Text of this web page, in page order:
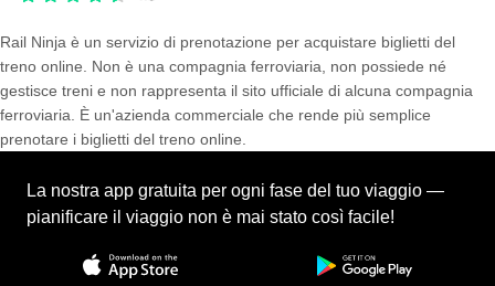
Rail Ninja è un servizio di prenotazione per acquistare biglietti del
treno online. Non è una compagnia ferroviaria, non possiede né
gestisce treni e non rappresenta il sito ufficiale di alcuna compagnia
ferroviaria. È un'azienda commerciale che rende più semplice
prenotare i biglietti del treno online.
La nostra app gratuita per ogni fase del tuo viaggio —
pianificare il viaggio non è mai stato così facile!